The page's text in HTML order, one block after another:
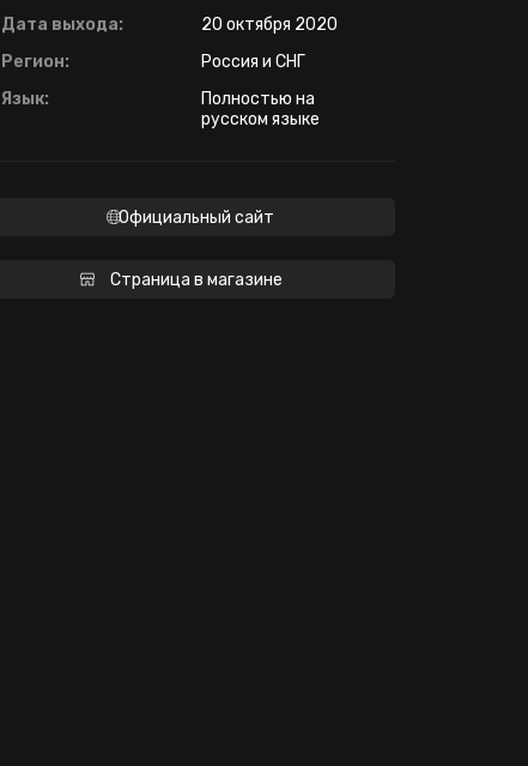
Дата выхода:
20 октября 2020
Регион:
Россия и СНГ
Язык:
Полностью на
русском языке
Официальный сайт
Страница в магазине